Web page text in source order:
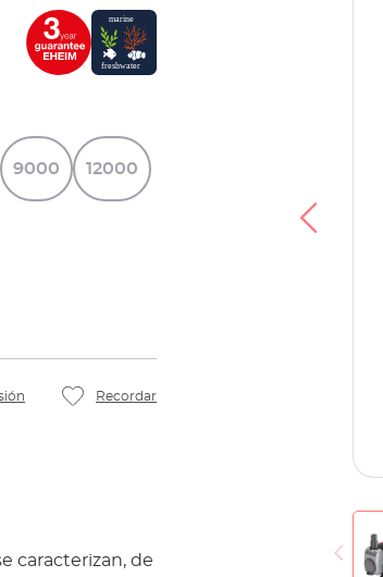
9000 12000
Recordar
caracterizan, de